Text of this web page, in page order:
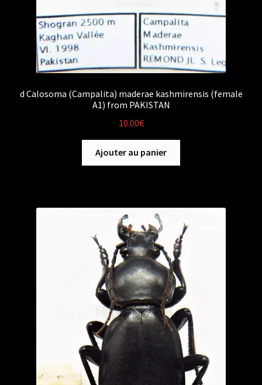
d Calosoma (Campalita) maderae kashmirensis (female
A1) from PAKISTAN
10.00€
Ajouter au panier